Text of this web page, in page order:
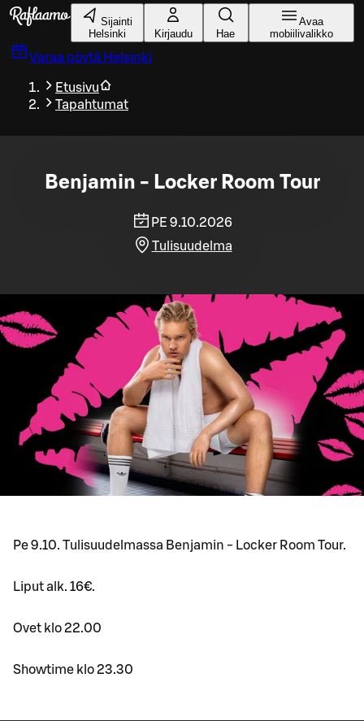
Siirry pääsisältöön
Sijainti
Helsinki
Kirjaudu Hae
Avaa
mobiilivalikko
Varaa pöytä Helsinki
Etusivu
Tapahtumat
Benjamin - Locker Room Tour
PE 9.10.2026
Tulisuudelma
Pe 9.10. Tulisuudelmassa Benjamin - Locker Room Tour.
Liput alk. 16€.
Ovet klo 22.00
Showtime klo 23.30